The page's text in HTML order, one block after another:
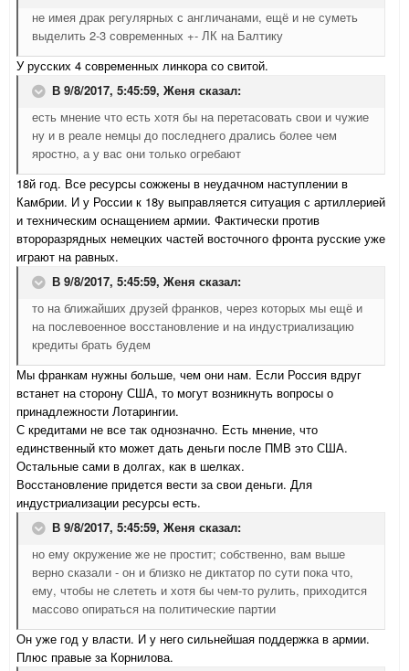
не имея драк регулярных с англичанами, ещё и не суметь
выделить 2-3 современных +- ЛК на Балтику
У русских 4 современных линкора со свитой.
В 9/8/2017, 5:45:59, Женя сказал:
есть мнение что есть хотя бы на перетасовать свои и чужие
ну и в реале немцы до последнего дрались более чем
яростно, а у вас они только огребают
18й год. Все ресурсы сожжены в неудачном наступлении в
Камбрии. И у России к 18у выправляется ситуация с артиллерией
и техническим оснащением армии. Фактически против
второразрядных немецких частей восточного фронта русские уже
играют на равных.
В 9/8/2017, 5:45:59, Женя сказал:
то на ближайших друзей франков, через которых мы ещё и
на послевоенное восстановление и на индустриализацию
кредиты брать будем
Мы франкам нужны больше, чем они нам. Если Россия вдруг
встанет на сторону США, то могут возникнуть вопросы о
принадлежности Лотарингии.
С кредитами не все так однозначно. Есть мнение, что
единственный кто может дать деньги после ПМВ это США.
Остальные сами в долгах, как в шелках.
Восстановление придется вести за свои деньги. Для
индустриализации ресурсы есть.
В 9/8/2017, 5:45:59, Женя сказал:
но ему окружение же не простит; собственно, вам выше
верно сказали - он и близко не диктатор по сути пока что,
ему, чтобы не слететь и хотя бы чем-то рулить, приходится
массово опираться на политические партии
Он уже год у власти. И у него сильнейшая поддержка в армии.
Плюс правые за Корнилова.